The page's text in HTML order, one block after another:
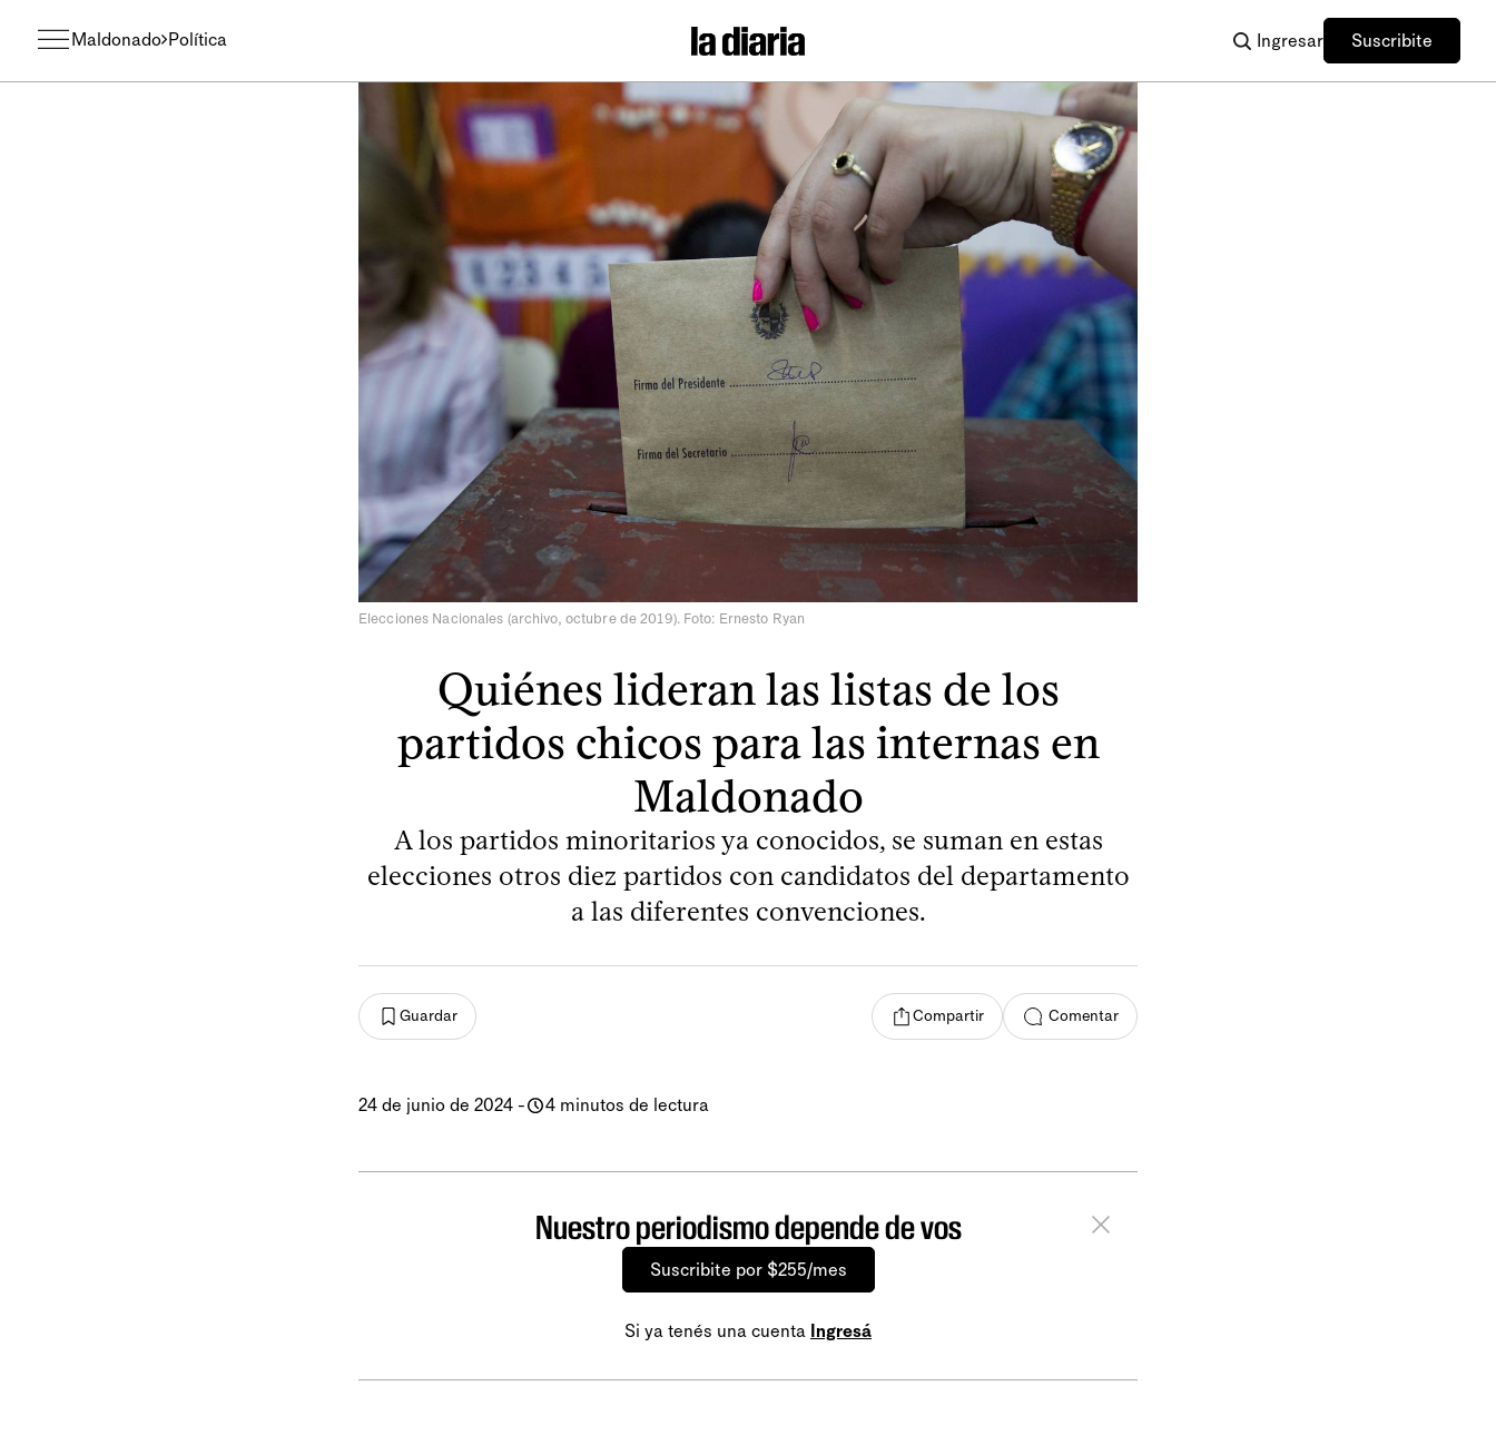
Maldonado Política Ingresar Suscribite
Elecciones Nacionales (archivo, octubre de 2019). Foto: Ernesto Ryan
Quiénes lideran las listas de los
partidos chicos para las internas en
Maldonado
A los partidos minoritarios ya conocidos, se suman en estas
elecciones otros diez partidos con candidatos del departamento
a las diferentes convenciones.
Guardar Compartir Comentar
24 de junio de 2024 - 4 minutos de lectura
Nuestro periodismo depende de vos
Suscribite por $255/mes
Si ya tenés una cuenta Ingresá